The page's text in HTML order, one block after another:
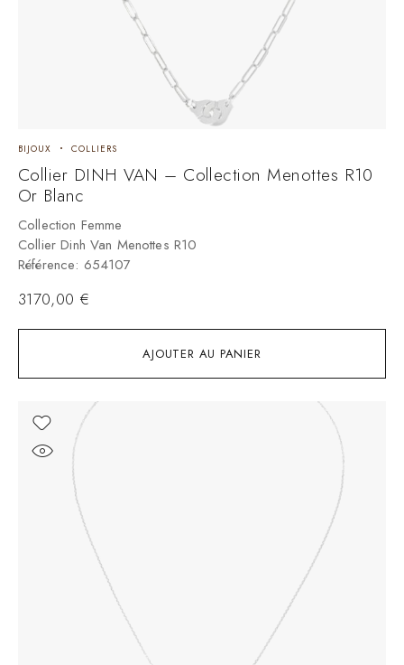
AJOUTER AU PANIER
BIJOUX COLLIERS
Collier DINH VAN – Collection Menottes R10
Or Blanc
Collection Femme
Collier Dinh Van Menottes R10
Référence: 654107
3170,00 €